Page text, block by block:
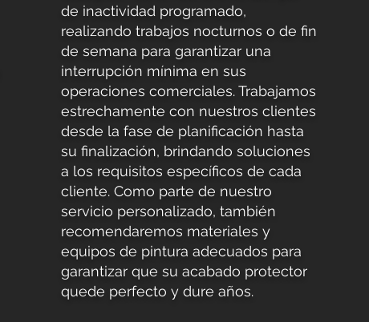
de inactividad programado,
realizando trabajos nocturnos o de fin
de semana para garantizar una
interrupción mínima en sus
operaciones comerciales. Trabajamos
estrechamente con nuestros clientes
desde la fase de planificación hasta
su finalización, brindando soluciones
a los requisitos específicos de cada
cliente. Como parte de nuestro
servicio personalizado, también
recomendaremos materiales y
equipos de pintura adecuados para
garantizar que su acabado protector
quede perfecto y dure años.